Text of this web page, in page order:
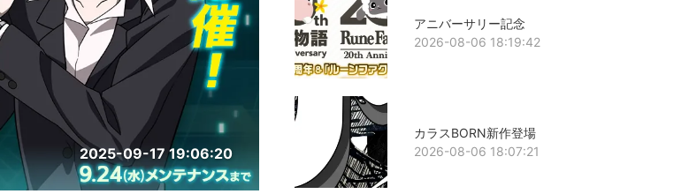
2025-09-17 19:06:20
アニバーサリー記念
2026-08-06 18:19:42
カラスBORN新作登場
2026-08-06 18:07:21